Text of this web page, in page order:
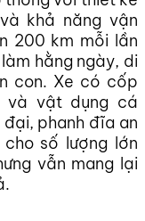
khả năng vận
200 km mỗi lần
hằng ngày, di
con. Xe có cốp
và vật dụng cá
phanh đĩa an
số lượng lớn
vẫn mang lại